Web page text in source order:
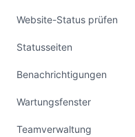
Website-Status prüfen
Statusseiten
Benachrichtigungen
Wartungsfenster
Teamverwaltung